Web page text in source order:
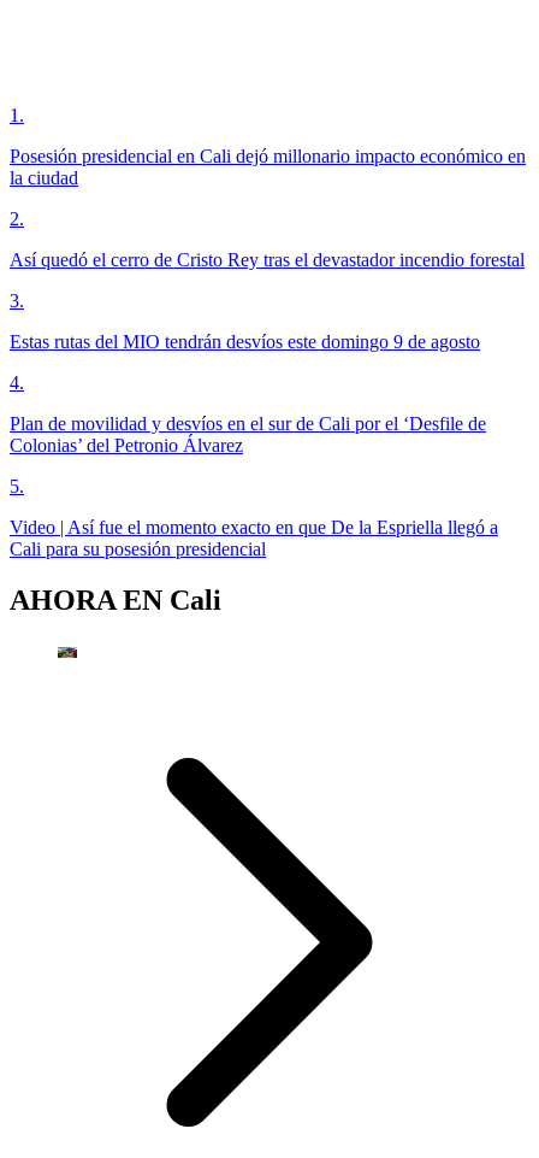
1 .
Posesión presidencial en Cali dejó millonario impacto económico en
la ciudad
2.
Así quedó el cerro de Cristo Rey tras el devastador incendio forestal
3.
Estas rutas del MIO tendrán desvíos este domingo 9 de agosto
4.
Plan de movilidad y desvíos en el sur de Cali por el ‘Desfile de
Colonias’ del Petronio Álvarez
5.
Video | Así fue el momento exacto en que De la Espriella llegó a
Cali para su posesión presidencial
AHORA EN Cali